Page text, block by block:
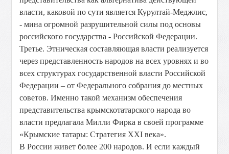
власти, каковой по сути является Курултай-Меджлис,
- мина огромной разрушительной силы под основы
российского государства - Российской Федерации.
Третье. Этническая составляющая власти реализуется
через представленность народов на всех уровнях и во
всех структурах государственной власти Российской
Федерации – от Федерального собрания до местных
советов. Именно такой механизм обеспечения
представительства крымскотатарского народа во
власти предлагала Милли Фирка в своей программе
«Крымские татары: Стратегия ХХI века».
В России живет более 200 народов. И если каждый